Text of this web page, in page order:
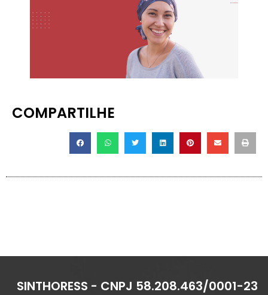
COMPARTILHE
SINTHORESS - CNPJ 58.208.463/0001-23